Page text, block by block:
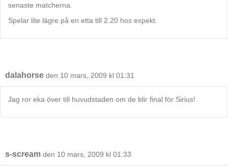
senaste matcherna.
Spelar lite lägre på en etta till 2.20 hos expekt.
dalahorse den 10 mars, 2009 kl 01:31
Jag ror eka över till huvudstaden om de blir final för Sirius!
s-scream den 10 mars, 2009 kl 01:33